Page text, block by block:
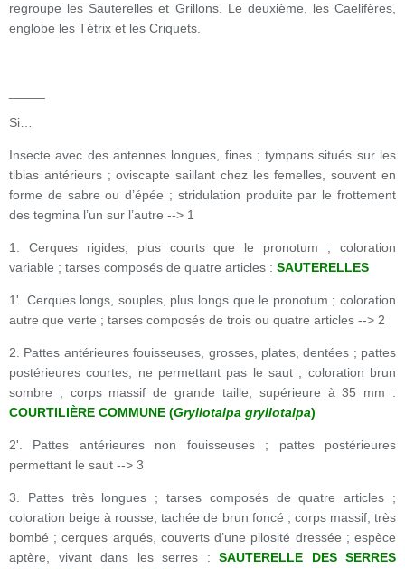
regroupe les Sauterelles et Grillons. Le deuxième, les Caelifères,
englobe les Tétrix et les Criquets.
Si…
Insecte avec des antennes longues, fines ; tympans situés sur les
tibias antérieurs ; oviscapte saillant chez les femelles, souvent en
forme de sabre ou d’épée ; stridulation produite par le frottement
des tegmina l’un sur l’autre --> 1
1. Cerques rigides, plus courts que le pronotum ; coloration
variable ; tarses composés de quatre articles : SAUTERELLES
1'. Cerques longs, souples, plus longs que le pronotum ; coloration
autre que verte ; tarses composés de trois ou quatre articles --> 2
2. Pattes antérieures fouisseuses, grosses, plates, dentées ; pattes
postérieures courtes, ne permettant pas le saut ; coloration brun
sombre ; corps massif de grande taille, supérieure à 35 mm :
COURTILIÈRE COMMUNE (Gryllotalpa gryllotalpa)
2'. Pattes antérieures non fouisseuses ; pattes postérieures
permettant le saut --> 3
3. Pattes très longues ; tarses composés de quatre articles ;
coloration beige à rousse, tachée de brun foncé ; corps massif, très
bombé ; cerques arqués, couverts d’une pilosité dressée ; espèce
aptère, vivant dans les serres : SAUTERELLE DES SERRES